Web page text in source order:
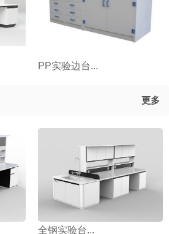
PP实验边台...
更多
全钢实验台...